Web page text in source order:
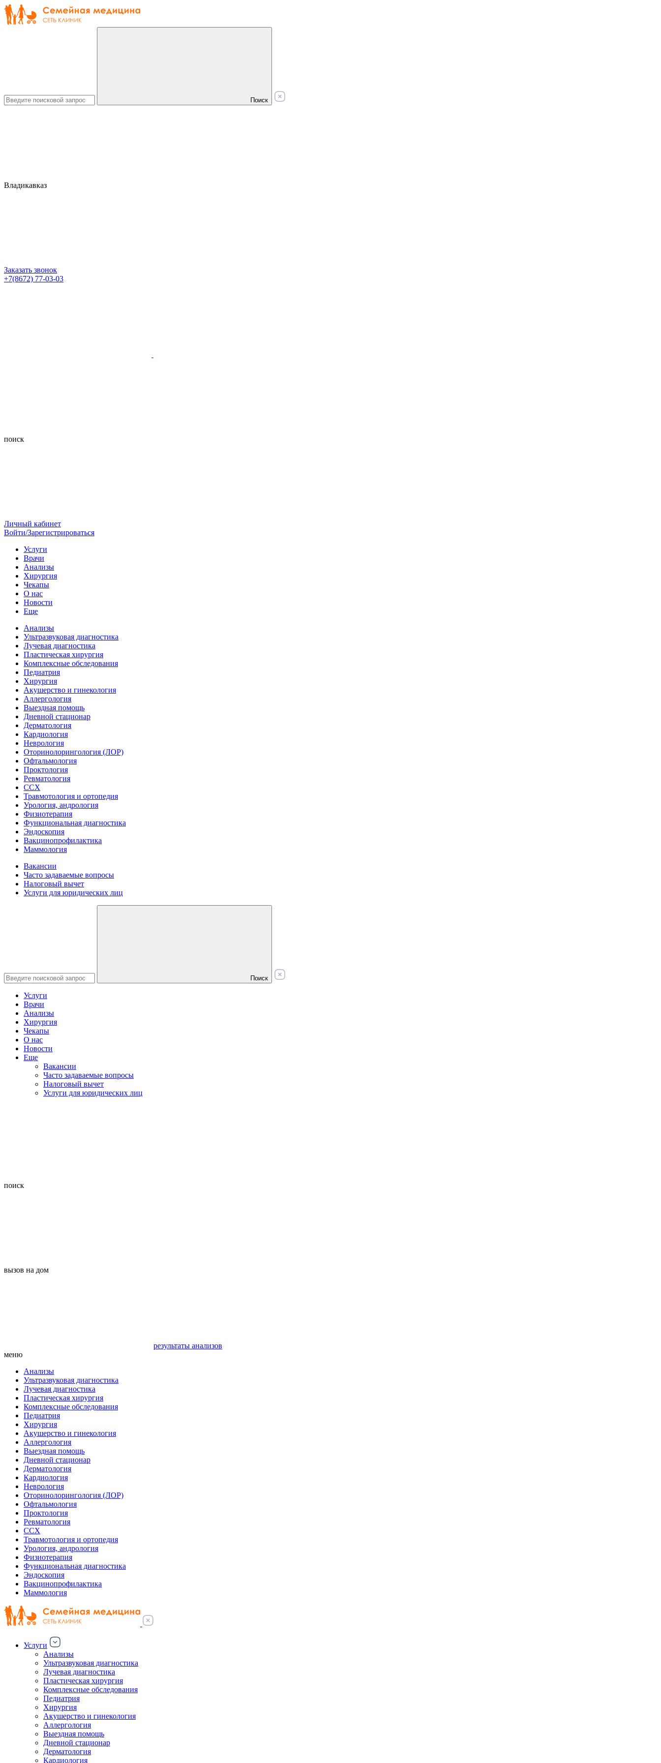
Поиск
Владикавказ
Заказать звонок
+7(8672) 77-03-03
поиск
Личный кабинет
Войти/Зарегистрироваться
Услуги
Врачи
Анализы
Хирургия
Чекапы
О нас
Новости
Еще
Анализы
Ультразвуковая диагностика
Лучевая диагностика
Пластическая хирургия
Комплексные обследования
Педиатрия
Хирургия
Акушерство и гинекология
Аллергология
Выездная помощь
Дневной стационар
Дерматология
Кардиология
Неврология
Оторинолорингология (ЛОР)
Офтальмология
Проктология
Ревматология
ССХ
Травмотология и ортопедия
Урология, андрология
Физиотерапия
Функциональная диагностика
Эндоскопия
Вакцинопрофилактика
Маммология
Вакансии
Часто задаваемые вопросы
Налоговый вычет
Услуги для юридических лиц
Поиск
Услуги
Врачи
Анализы
Хирургия
Чекапы
О нас
Новости
Еще
Вакансии
Часто задаваемые вопросы
Налоговый вычет
Услуги для юридических лиц
поиск
вызов на дом
результаты анализов
меню
Анализы
Ультразвуковая диагностика
Лучевая диагностика
Пластическая хирургия
Комплексные обследования
Педиатрия
Хирургия
Акушерство и гинекология
Аллергология
Выездная помощь
Дневной стационар
Дерматология
Кардиология
Неврология
Оторинолорингология (ЛОР)
Офтальмология
Проктология
Ревматология
ССХ
Травмотология и ортопедия
Урология, андрология
Физиотерапия
Функциональная диагностика
Эндоскопия
Вакцинопрофилактика
Маммология
Услуги
Анализы
Ультразвуковая диагностика
Лучевая диагностика
Пластическая хирургия
Комплексные обследования
Педиатрия
Хирургия
Акушерство и гинекология
Аллергология
Выездная помощь
Дневной стационар
Дерматология
Кардиология